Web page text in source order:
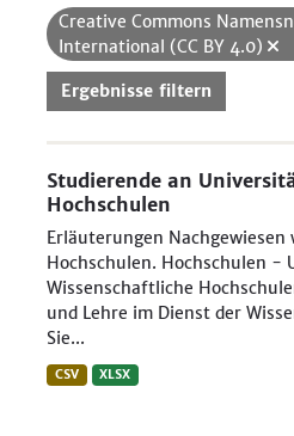
Creative Commons
International (CC BY 4.0)
Ergebnisse filtern
Studierende an
Hochschulen
Erläuterungen Nachgewiesen
Hochschulen. Hochschulen -
Wissenschaftliche
und Lehre im Dienst der
Sie...
CSV XLSX